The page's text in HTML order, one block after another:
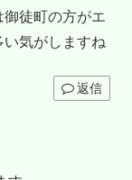
徒町の方がエ
気がしますね
返信